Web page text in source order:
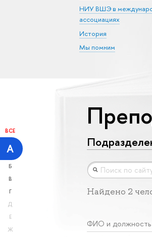
НИУ ВШЭ в
ассоциациях
История
Мы помним
ВСЕ
А
Б
В
Г
Д
Е
Ж
Найдено 2
ФИО и должность